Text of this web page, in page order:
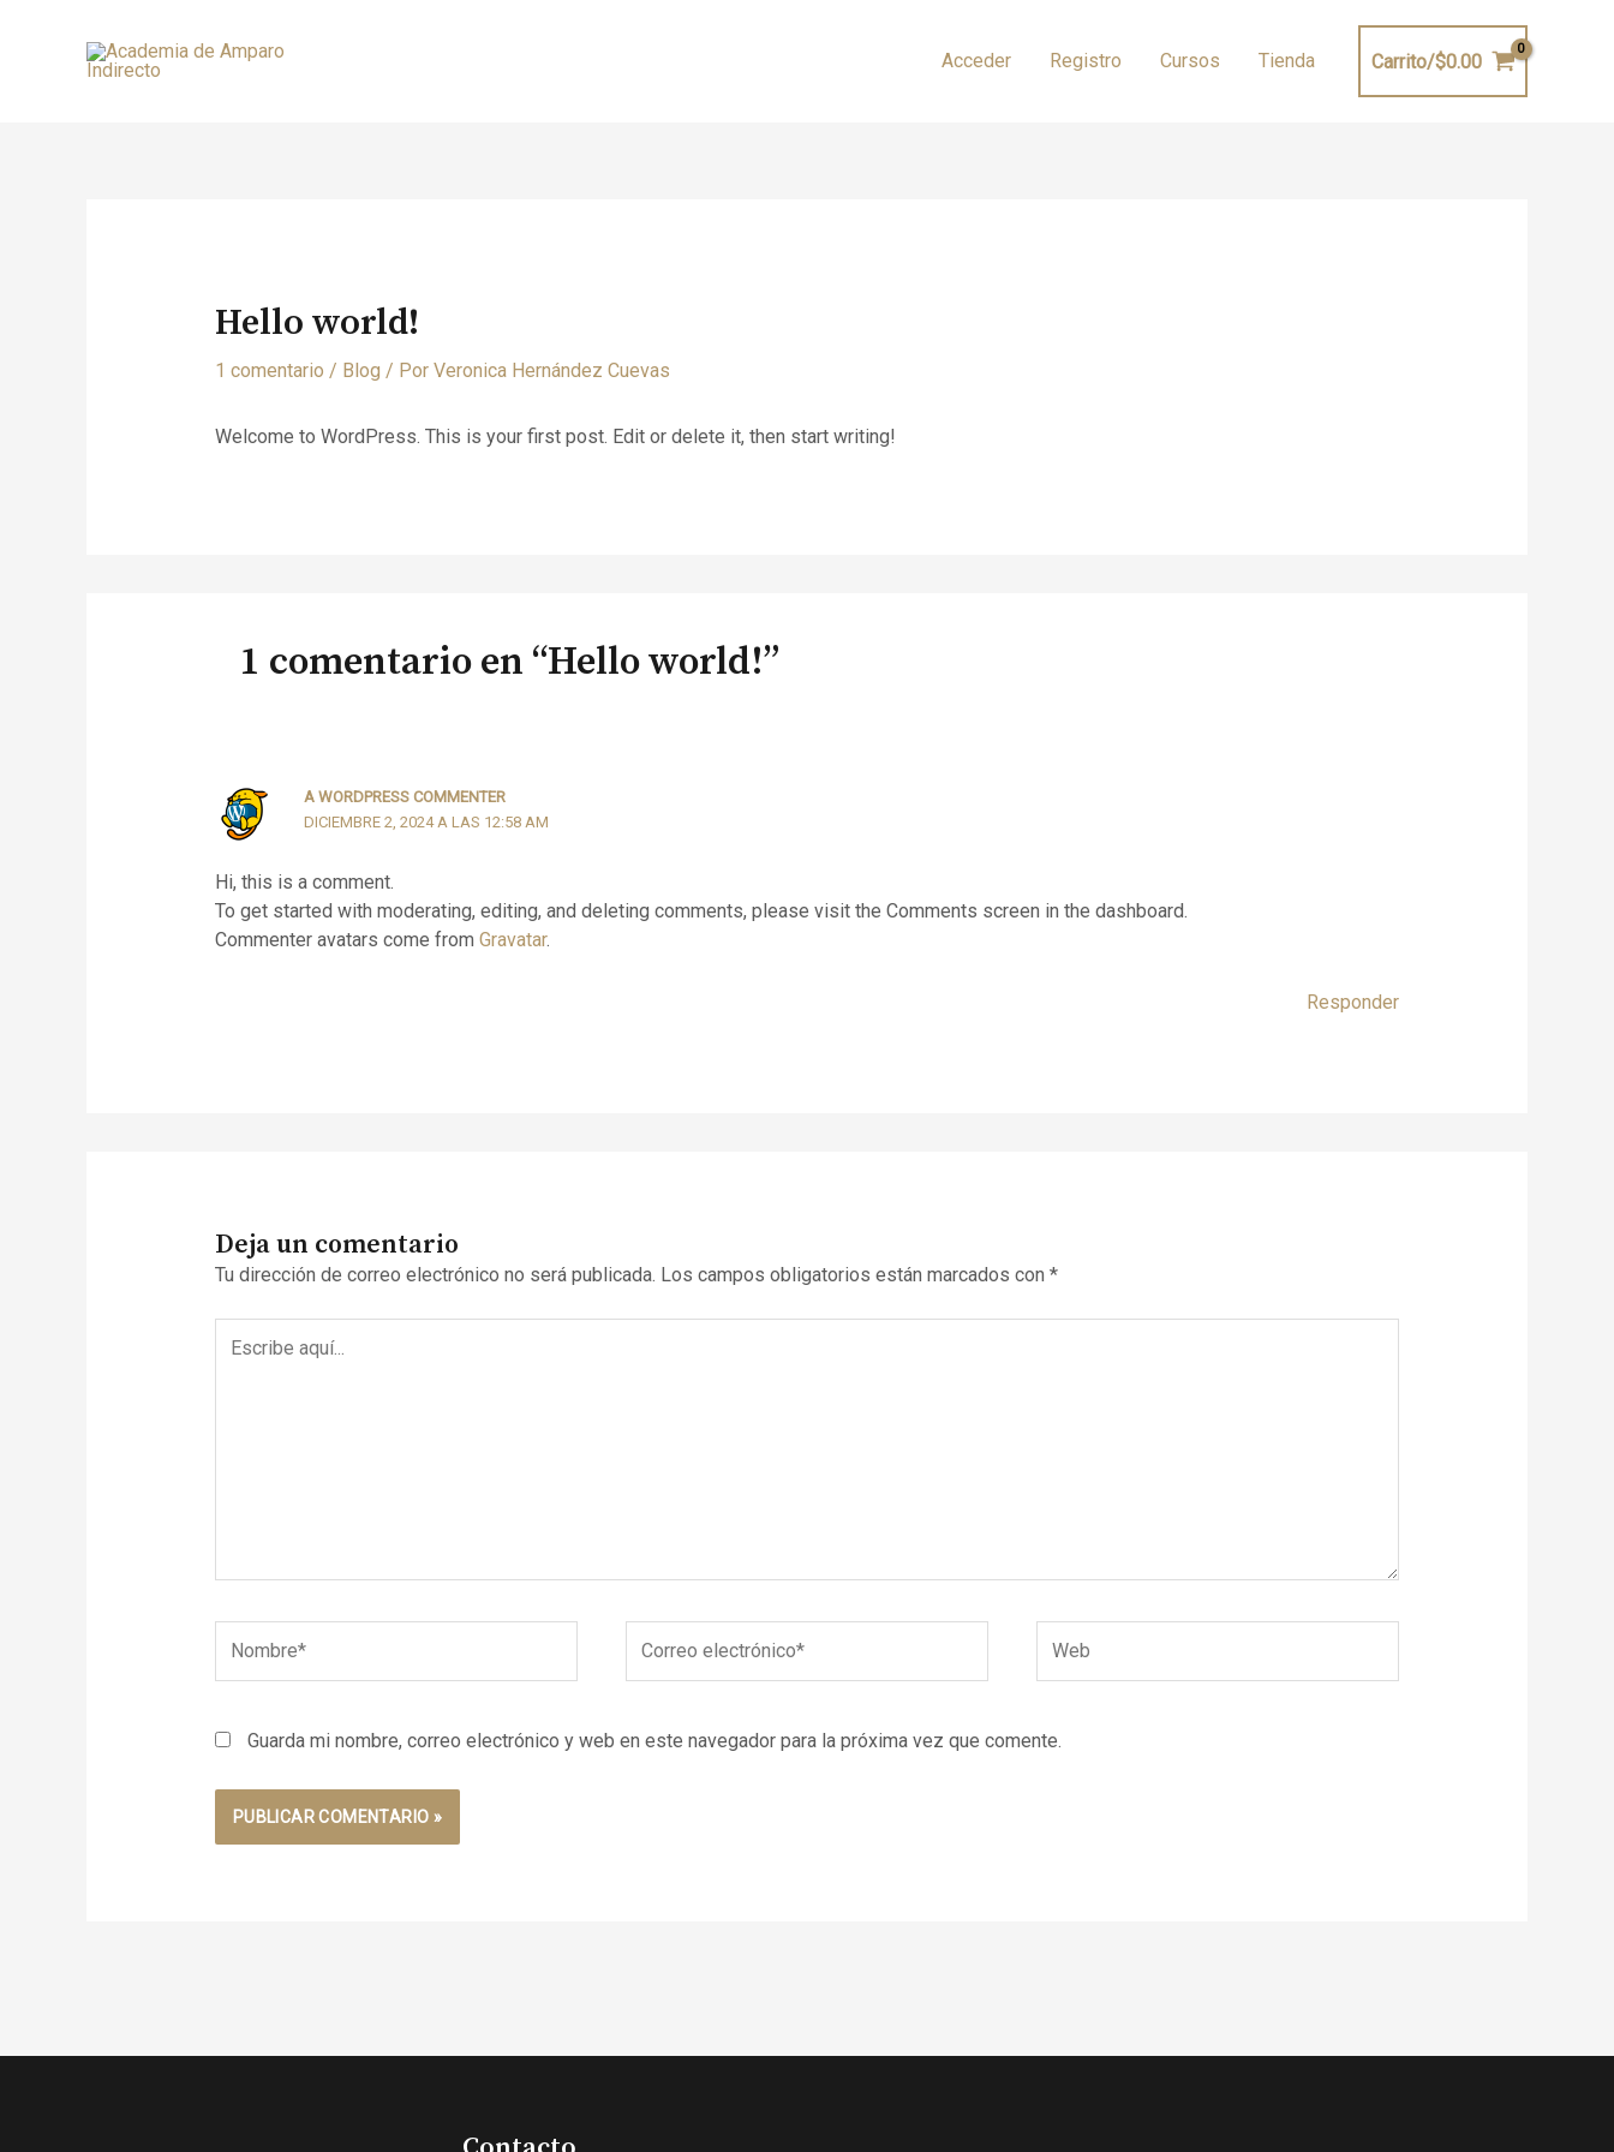
Acceder Registro Cursos Tienda Carrito/$0.00
Hello world!
1 comentario / Blog / Por Veronica Hernández Cuevas
Welcome to WordPress. This is your first post. Edit or delete it, then start writing!
1 comentario en “Hello world!”
A WORDPRESS COMMENTER
DICIEMBRE 2, 2024 A LAS 12:58 AM
Hi, this is a comment.
To get started with moderating, editing, and deleting comments, please visit the Comments screen in the dashboard.
Commenter avatars come from Gravatar.
Responder
Deja un comentario
Tu dirección de correo electrónico no será publicada. Los campos obligatorios están marcados con *
aquí...
electrónico*
Guarda mi nombre, correo electrónico y web en este navegador para la próxima vez que comente.